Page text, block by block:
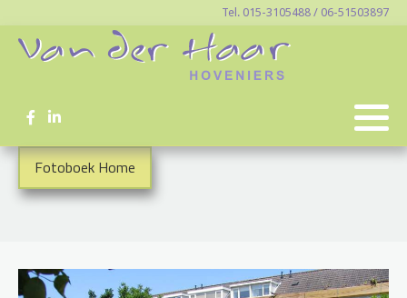
Tel. 015-3105488 / 06-51503897
Fotoboek Home